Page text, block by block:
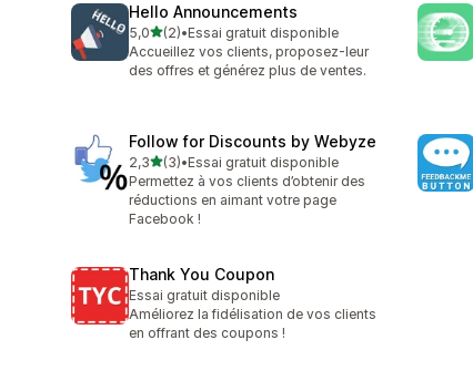
Hello Announcements
5,0étoile(s) sur 5
(2)
2 avis au total
•Essai gratuit disponible
Accueillez vos clients, proposez-leur
des offres et générez plus de ventes.
Follow for Discounts by Webyze
2,3étoile(s) sur 5
(3)
3 avis au total
•Essai gratuit disponible
Permettez à vos clients d’obtenir des
réductions en aimant votre page
Facebook !
Thank You Coupon
Essai gratuit disponible
Améliorez la fidélisation de vos clients
en offrant des coupons !